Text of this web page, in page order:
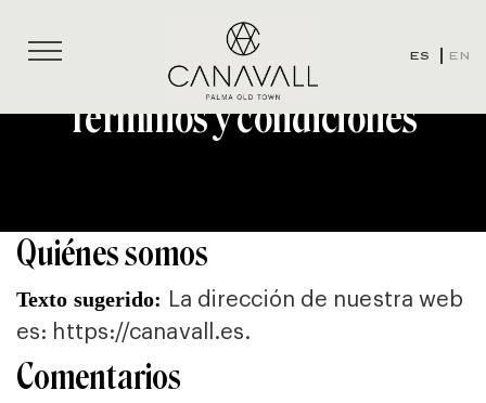
ES EN
Términos y condiciones
Quiénes somos
Texto sugerido: La dirección de nuestra web
es: https://canavall.es.
Comentarios